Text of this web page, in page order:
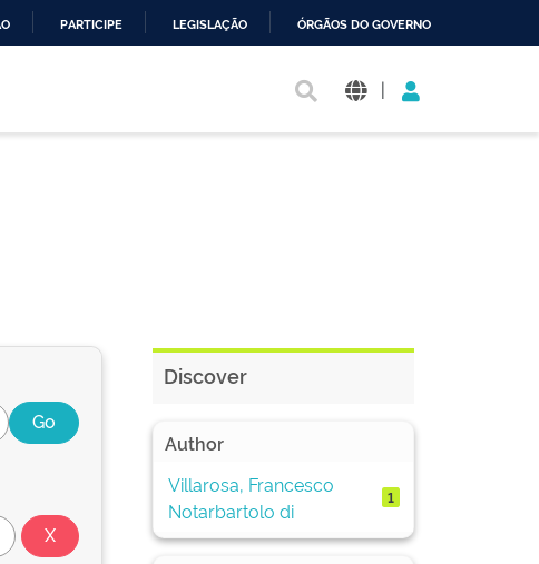
PARTICIPE LEGISLAÇÃO ÓRGÃOS DO GOVERNO
|
Discover
Author
Villarosa, Francesco
Notarbartolo di
1